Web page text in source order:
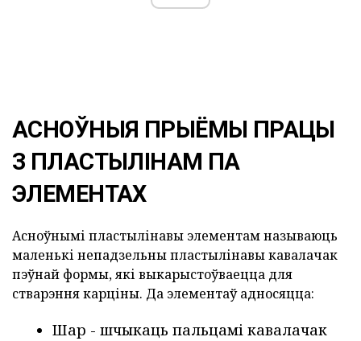
АСНОЎНЫЯ ПРЫЁМЫ ПРАЦЫ
З ПЛАСТЫЛІНАМ ПА
ЭЛЕМЕНТАХ
Асноўнымі пластылінавы элементам называюць
маленькі непадзельны пластылінавы кавалачак
пэўнай формы, які выкарыстоўваецца для
стварэння карціны. Да элементаў адносяцца:
Шар - шчыкаць пальцамі кавалачак